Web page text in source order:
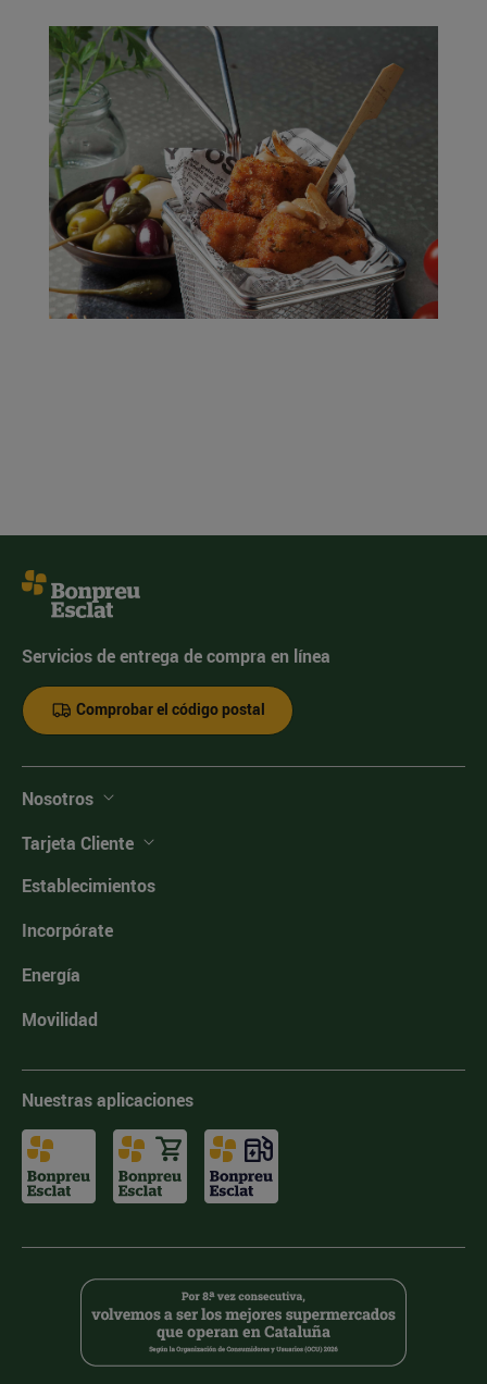
Servicios de entrega de compra en línea
Comprobar el código postal
Nosotros
Tarjeta Cliente
Establecimientos
Incorpórate
Energía
Movilidad
Nuestras aplicaciones